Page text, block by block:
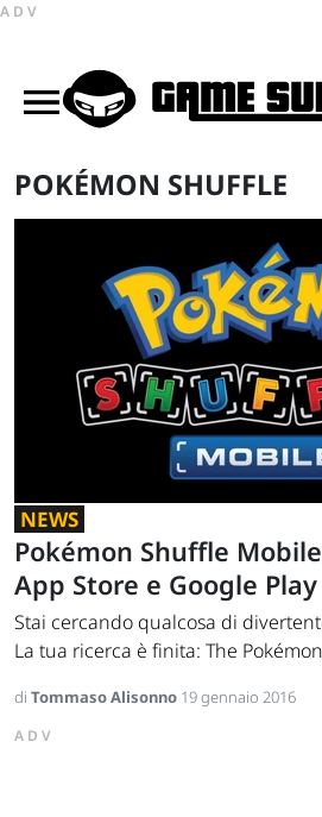
ADV
POKÉMON SHUFFLE
NEWS
Pokémon Shuffle
App Store e Google Play
Stai cercando qualcosa di
La tua ricerca è finita: The
di Tommaso Alisonno 19 gennaio 2016
ADV